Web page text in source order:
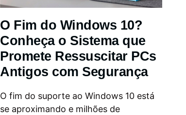
O Fim do Windows 10?
Conheça o Sistema que
Promete Ressuscitar PCs
Antigos com Segurança
O fim do suporte ao Windows 10 está
se aproximando e milhões de